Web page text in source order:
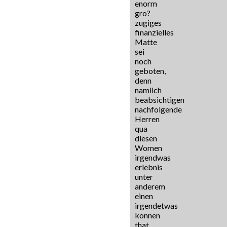
enorm
gro?
zugiges
finanzielles
Matte
sei
noch
geboten,
denn
namlich
beabsichtigen
nachfolgende
Herren
qua
diesen
Women
irgendwas
erlebnis
unter
anderem
einen
irgendetwas
konnen
that